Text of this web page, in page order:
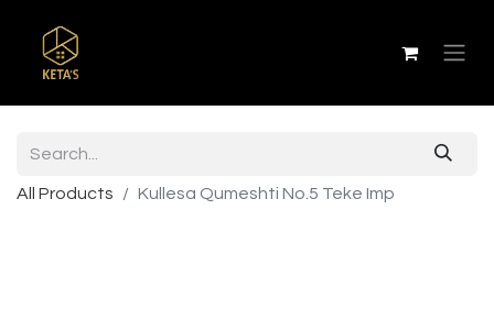
All Products Kullesa Qumeshti No.5 Teke Imp